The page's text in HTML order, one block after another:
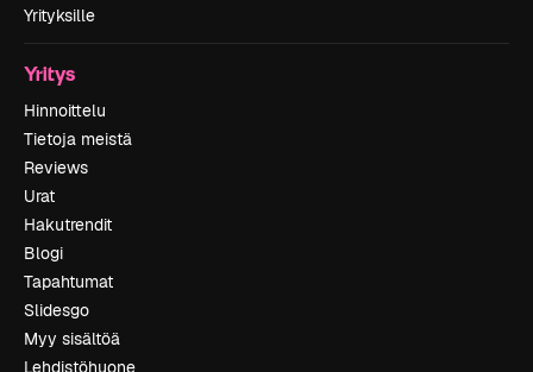
Yrityksille
Yritys
Hinnoittelu
Tietoja meistä
Reviews
Urat
Hakutrendit
Blogi
Tapahtumat
Slidesgo
Myy sisältöä
Lehdistöhuone